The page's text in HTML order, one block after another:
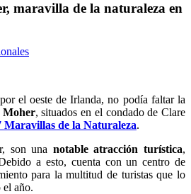
maravilla de la naturaleza en
el oeste de Irlanda, no podía faltar la
Moher, situados en el condado de Clare
Maravillas de la Naturaleza.
son una notable atracción turística,
a esto, cuenta con un centro de
para la multitud de turistas que lo
el año.